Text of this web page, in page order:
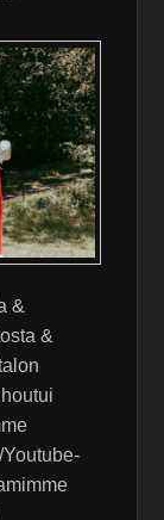
&
&